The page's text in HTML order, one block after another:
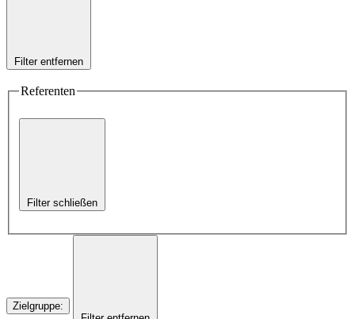
Filter entfernen
Referenten
Filter schließen
Zielgruppe: